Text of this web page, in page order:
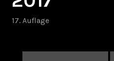
17. Auflage